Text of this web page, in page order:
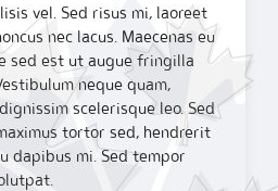
vel. Sed risus mi, laoreet
nec lacus. Maecenas eu
sed est ut augue fringilla
neque quam,
scelerisque leo. Sed
tortor sed, hendrerit
dapibus mi. Sed tempor